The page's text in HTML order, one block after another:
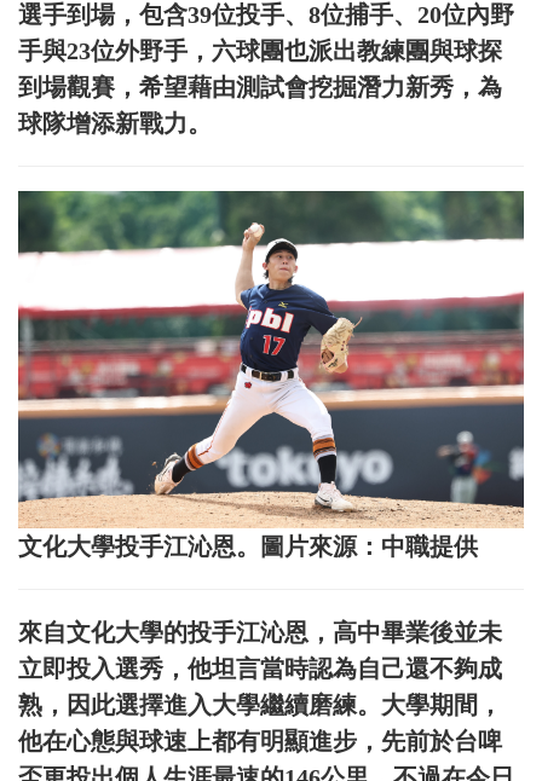
選手到場，包含39位投手、8位捕手、20位內野
手與23位外野手，六球團也派出教練團與球探
到場觀賽，希望藉由測試會挖掘潛力新秀，為
球隊增添新戰力。
文化大學投手江沁恩。圖片來源：中職提供
來自文化大學的投手江沁恩，高中畢業後並未
立即投入選秀，他坦言當時認為自己還不夠成
熟，因此選擇進入大學繼續磨練。大學期間，
他在心態與球速上都有明顯進步，先前於台啤